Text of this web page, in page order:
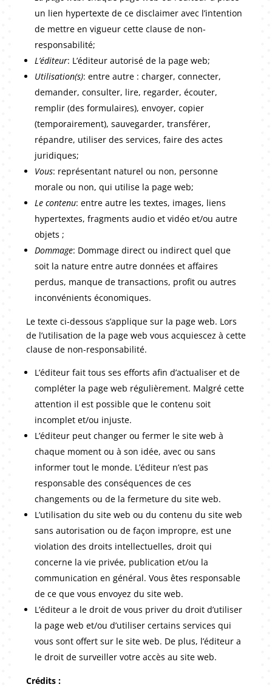
un lien hypertexte de ce disclaimer avec l’intention
de mettre en vigueur cette clause de non-
responsabilité;
L’éditeur: L’éditeur autorisé de la page web;
Utilisation(s): entre autre : charger, connecter,
demander, consulter, lire, regarder, écouter,
remplir (des formulaires), envoyer, copier
(temporairement), sauvegarder, transférer,
répandre, utiliser des services, faire des actes
juridiques;
Vous: représentant naturel ou non, personne
morale ou non, qui utilise la page web;
Le contenu: entre autre les textes, images, liens
hypertextes, fragments audio et vidéo et/ou autre
objets ;
Dommage: Dommage direct ou indirect quel que
soit la nature entre autre données et affaires
perdus, manque de transactions, profit ou autres
inconvénients économiques.
Le texte ci-dessous s’applique sur la page web. Lors
de l’utilisation de la page web vous acquiescez à cette
clause de non-responsabilité.
L’éditeur fait tous ses efforts afin d’actualiser et de
compléter la page web régulièrement. Malgré cette
attention il est possible que le contenu soit
incomplet et/ou injuste.
L’éditeur peut changer ou fermer le site web à
chaque moment ou à son idée, avec ou sans
informer tout le monde. L’éditeur n’est pas
responsable des conséquences de ces
changements ou de la fermeture du site web.
L’utilisation du site web ou du contenu du site web
sans autorisation ou de façon impropre, est une
violation des droits intellectuelles, droit qui
concerne la vie privée, publication et/ou la
communication en général. Vous êtes responsable
de ce que vous envoyez du site web.
L’éditeur a le droit de vous priver du droit d’utiliser
la page web et/ou d’utiliser certains services qui
vous sont offert sur le site web. De plus, l’éditeur a
le droit de surveiller votre accès au site web.
Crédits :